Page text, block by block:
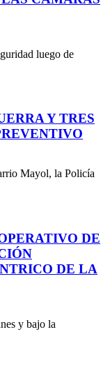
luego de
Y TRES
Mayol, la Policía
DE
DE LA
y bajo la